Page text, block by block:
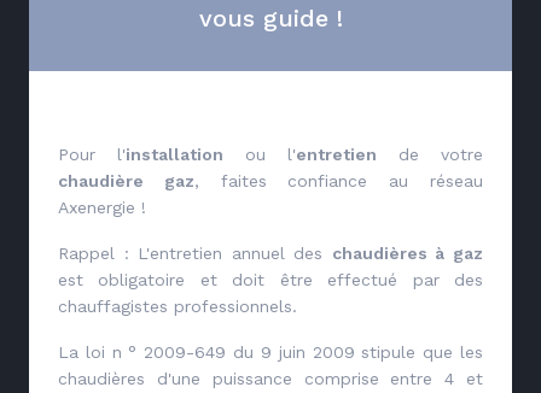
vous guide !
Pour l'installation ou l'entretien de votre
chaudière gaz, faites confiance au réseau
Axenergie !
Rappel : L'entretien annuel des chaudières à gaz
est obligatoire et doit être effectué par des
chauffagistes professionnels.
La loi n ° 2009-649 du 9 juin 2009 stipule que les
chaudières d'une puissance comprise entre 4 et